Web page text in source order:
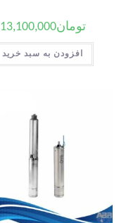
تومان13,100,000
افزودن به سبد خرید